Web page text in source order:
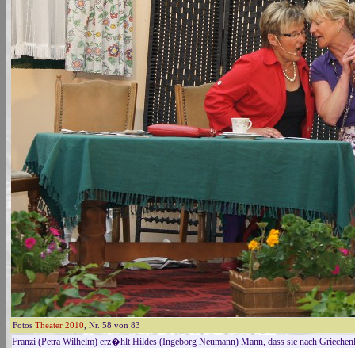
Fotos Theater 2010 , Nr. 58 von 83
Franzi (Petra Wilhelm) erz�hlt Hildes (Ingeborg Neumann) Mann, dass sie nach